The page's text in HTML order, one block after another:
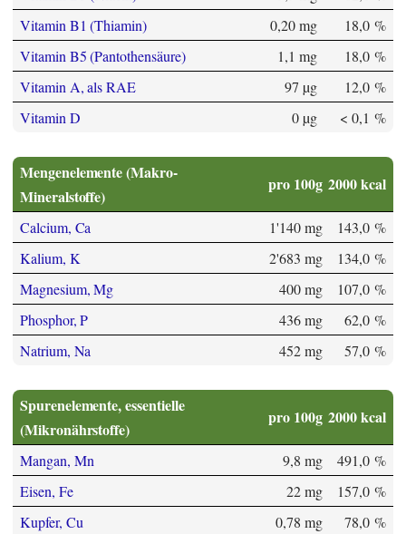
Vitamin B1 (Thiamin)
0,20 mg
18,0 %
Vitamin B5 (Pantothensäure)
1,1 mg
18,0 %
Vitamin A, als RAE
97 µg
12,0 %
Vitamin D
0 µg < 0,1 %
Mengenelemente (Makro-
Mineralstoffe)
pro 100g 2000 kcal
Calcium, Ca 1'140 mg
143,0 %
Kalium, K
2'683 mg
134,0 %
Magnesium, Mg
400 mg
107,0 %
Phosphor, P
436 mg
62,0 %
Natrium, Na
452 mg 57,0 %
Spurenelemente, essentielle
(Mikronährstoffe)
pro 100g 2000 kcal
Mangan, Mn 9,8 mg
491,0 %
Eisen, Fe
22 mg
157,0 %
Kupfer, Cu
0,78 mg 78,0 %